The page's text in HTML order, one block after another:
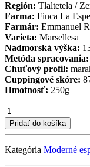
Región: Tlaltetela /
Farma: Finca La
Farmár: Emmanuel
Varieta: Marsellesa
Nadmorská výška:
Metóda spracovania:
Chuťový profil:
Cuppingové skóre:
Hmotnosť: 250g
množstvo
Mexico
Finca
Esperanza
Pridať do košíka
Kategória Moderné